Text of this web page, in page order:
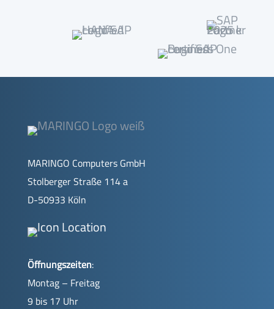
MARINGO Computers GmbH
Stolberger Straße 114 a
D-50933 Köln
Öffnungszeiten:
Montag – Freitag
9 bis 17 Uhr